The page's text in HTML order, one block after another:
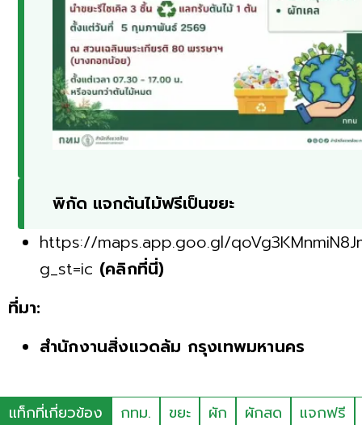
พิกัด แจกต้นไม้ฟรีเป็นขยะ
https://maps.app.goo.gl/
g_st=ic (คลิกที่นี่)
ที่มา:
สำนักงานสิ่งแวดล้ม กรุงเทพมหานคร
แท็กที่เกี่ยวข้อง กทม. ขยะ ผัก ผักสด
แจกฟรี